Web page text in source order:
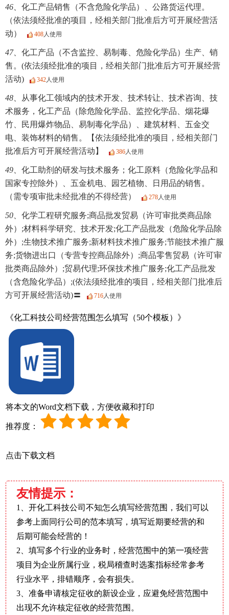
46、 化工产品销售（不含危险化学品）、公路货运代理。
（依法须经批准的项目，经相关部门批准后方可开展经营活
动）
408人使用
47、 化工产品（不含监控、易制毒、危险化学品）生产、销
售。(依法须经批准的项目，经相关部门批准后方可开展经营
活动)
342人使用
48、
从事化工领域内的技术开发、技术转让、技术咨询、技
术服务，化工产品（除危险化学品、监控化学品、烟花爆
竹、民用爆炸物品、易制毒化学品）、建筑材料、五金交
电、装饰材料的销售。【依法须经批准的项目，经相关部门
批准后方可开展经营活动】
386人使用
49、 化工助剂的研发与技术服务；化工原料（危险化学品和
国家专控除外）、五金机电、园艺植物、日用品的销售。
（需专项审批未经批准的不得经营）
278人使用
50、 化学工程研究服务;商品批发贸易（许可审批类商品除
外）;材料科学研究、技术开发;化工产品批发（危险化学品除
外）;生物技术推广服务;新材料技术推广服务;节能技术推广服
务;货物进出口（专营专控商品除外）;商品零售贸易（许可审
批类商品除外）;贸易代理;环保技术推广服务;化工产品批发
（含危险化学品）;(依法须经批准的项目，经相关部门批准后
方可开展经营活动)〓
716人使用
《化工科技公司经营范围怎么填写（50个模板）》
将本文的Word文档下载，方便收藏和打印
推荐度：
点击下载文档
友情提示：
1、开化工科技公司不知怎么填写经营范围，我们可以
参考上面同行公司的范本填写，填写近期要经营的和
后期可能会经营的！
2、填写多个行业的业务时，经营范围中的第一项经营
项目为企业所属行业，税局稽查时选案指标经常参考
行业水平，排错顺序，会有损失。
3、准备申请核定征收的新设企业，应避免经营范围中
出现不允许核定征收的经营范围。